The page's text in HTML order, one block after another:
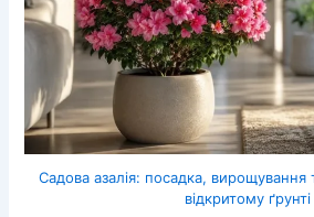
Садова азалія: посадка, вирощування
відкритому ґрунті